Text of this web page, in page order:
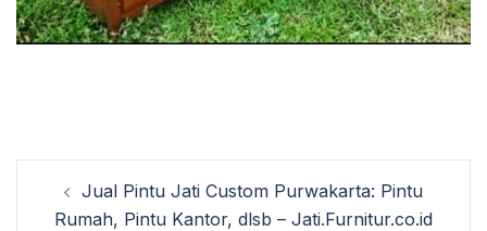
Post
navigation
Jual Pintu Jati Custom Purwakarta: Pintu
Rumah, Pintu Kantor, dlsb – Jati.Furnitur.co.id